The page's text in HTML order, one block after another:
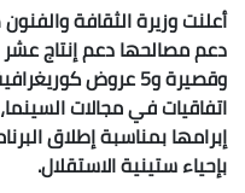
أعلنت وزيرة الثقافة والفنون
دعم مصالحها دعم إنتاج عشر
وقصيرة و5 عروض
اتفاقيات في مجالات
إبرامها بمناسبة إطلاق
بإحياء ستينية الاستقلال.